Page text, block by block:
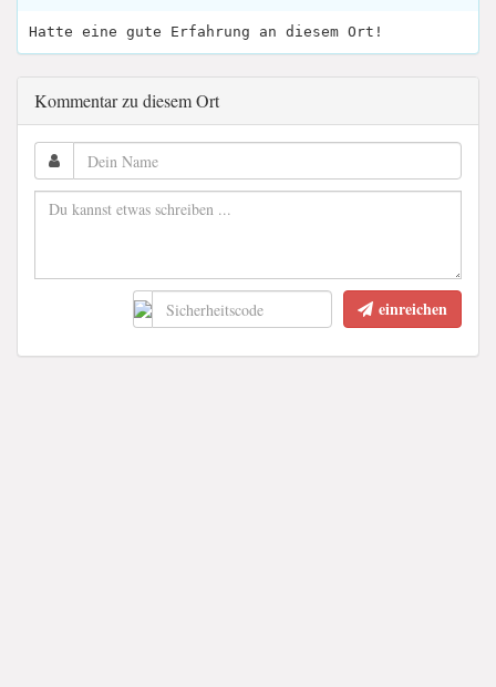
Hatte eine gute Erfahrung an diesem Ort!
Kommentar zu diesem Ort
einreichen